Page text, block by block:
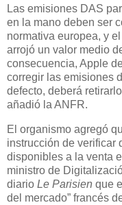
Las emisiones DAS
en la mano deben ser
normativa europea, y
arrojó un valor medio
consecuencia, Apple
corregir las emisiones
defecto, deberá
añadió la ANFR.
El organismo agregó
instrucción de verificar
disponibles a la venta
ministro de
diario Le Parisien que
del mercado” francés